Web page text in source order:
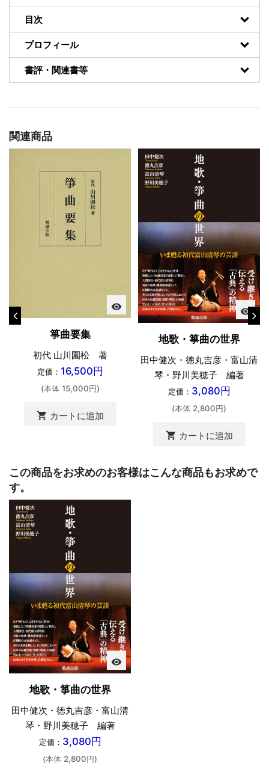
目次
プロフィール
書評・関連書等
関連商品
visibility
箏曲要集
初代 山川園松 著
定価： 16,500円
(本体 15,000円)
shopping_cart カートに追加
visibility
地歌・箏曲の世界
田中健次・徳丸吉彦・富山清
琴・野川美穂子 編著
定価： 3,080円
(本体 2,800円)
shopping_cart カートに追加
この商品をお求めのお客様はこんな商品もお求めで
す。
visibility
地歌・箏曲の世界
田中健次・徳丸吉彦・富山清
琴・野川美穂子 編著
定価： 3,080円
(本体 2,800円)